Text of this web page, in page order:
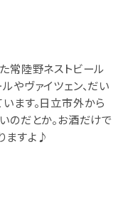
常陸野ネストビール
やヴァイツェン、だい
ます。日立市外から
のだとか。お酒だけで
ますよ♪